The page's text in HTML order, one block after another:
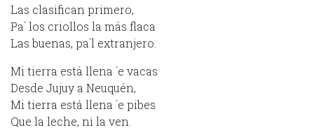
Las clasifican primero,
Pa´ los criollos la más flaca
Las buenas, pa´l extranjero.
Mi tierra está llena ´e vacas
Desde Jujuy a Neuquén,
Mi tierra está llena ´e pibes
Que la leche, ni la ven.